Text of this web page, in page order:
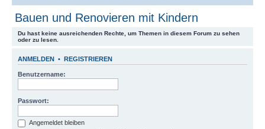
Bauen und Renovieren mit Kindern
Du hast keine ausreichenden Rechte, um Themen in diesem Forum zu sehen
oder zu lesen.
ANMELDEN • REGISTRIEREN
Benutzername:
Passwort:
Angemeldet bleiben